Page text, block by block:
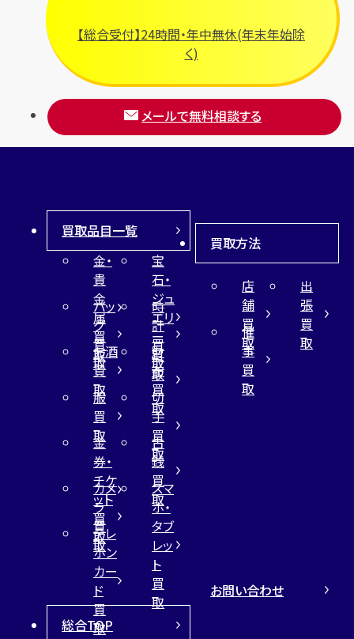
【総合受付】24時間・年中無休(年末年始除
く)
メールで無料相談する
買取品目一覧
金・
貴
金
属
買
取
宝
石・
ジュ
エリ
ー
買
取
バッ
グ
買
取
時
計
買
取
お酒
買
取
財
布
買
取
服
買
取
切
手
買
取
金
券・
チケ
ット
買
取
古
銭
買
取
カメ
ラ
買
取
スマ
ホ・
タブ
レッ
ト
買
取
テレ
ホン
カー
ド
買
取
買取方法
店
舗
買
取
出
張
買
取
催
事
買
取
総合TOP
お問い合わせ